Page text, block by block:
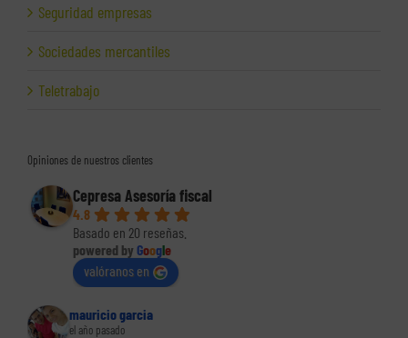
Seguridad empresas
Sociedades mercantiles
Teletrabajo
Opiniones de nuestros clientes
Cepresa Asesoría fiscal
4.8
Basado en 20 reseñas.
powered by Google
valóranos en
mauricio garcia
el año pasado